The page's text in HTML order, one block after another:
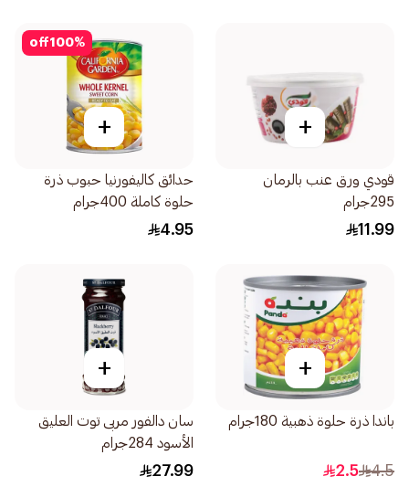
+
قودي ورق عنب بالرمان
295جرام
11.99
100%
off
+
حدائق كاليفورنيا حبوب ذرة
حلوة كاملة 400جرام
4.95
+
باندا ذرة حلوة ذهبية 180جرام
4.5
2.5
+
سان دالفور مربى توت العليق
الأسود 284جرام
27.99